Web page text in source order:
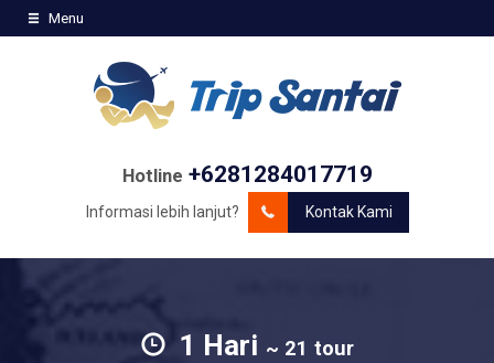
Menu
Hotline +6281284017719
Informasi lebih lanjut? Kontak Kami
1 Hari ~ 21 tour